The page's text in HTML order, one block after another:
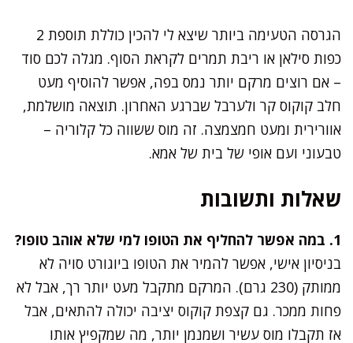
הגרסה הטעימה ביותר שיצא לי להכין כוללת תוספת 2
כפות סילאן או ריבת תמרים לקראת הסוף. מגלה לכם סוד
– אם רוצים מרקם יותר נמס בפה, אפשר להוסיף מעט
חלב קוקוס קר ולערבל שברגע האחרון. תוצאה מושלמת,
אוורירית ומעט חמצמצה. זה מוס ששווה כל קלוריה –
טבעוני ועם אופי של בית של אמא.
שאלות ותשובות
1. במה אפשר להחליף את הטופו למי שלא אוהב טופו?
בניסיון אישי, אפשר להמיר את הטופו ביוגורט סויה לא
ממותק (230 גרם). המרקם מתקבל מעט יותר רך, אבל לא
פחות ממכר. גם קצפת קוקוס יציבה יכולה להתאים, אבל
אז תקבלו מוס עשיר ושמנמן יותר, מה שמקפיץ אותו